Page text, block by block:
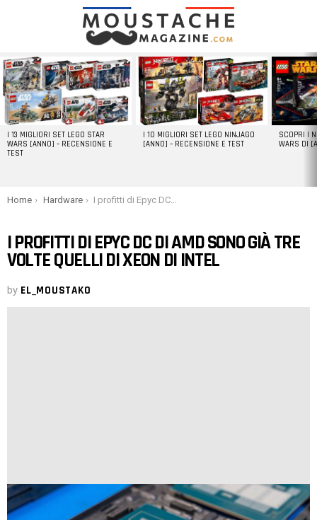
LATEST
STORIES
I 13 MIGLIORI SET LEGO STAR
WARS [ANNO] – RECENSIONE E
TEST
I 10 MIGLIORI SET LEGO NINJAGO
[ANNO] – RECENSIONE E TEST
SCOPRI I
WARS DI
You are here:
Home Hardware I profitti di Epyc DC di AMD sono già tre volte quelli di Xeon di Intel
I PROFITTI DI EPYC DC DI AMD SONO GIÀ TRE
VOLTE QUELLI DI XEON DI INTEL
by EL_MOUSTAKO